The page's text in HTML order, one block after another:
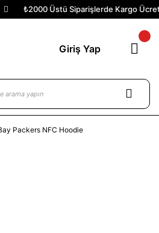
₺2000 Üstü Siparişlerde Kargo
Giriş Yap